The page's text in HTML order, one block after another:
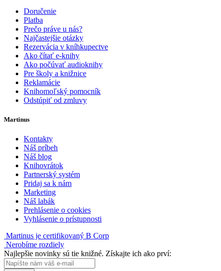
Doručenie
Platba
Prečo práve u nás?
Najčastejšie otázky
Rezervácia v kníhkupectve
Ako čítať e-knihy
Ako počúvať audioknihy
Pre školy a knižnice
Reklamácie
Knihomoľský pomocník
Odstúpiť od zmluvy
Martinus
Kontakty
Náš príbeh
Náš blog
Knihovrátok
Partnerský systém
Pridaj sa k nám
Marketing
Náš labák
Prehlásenie o cookies
Vyhlásenie o prístupnosti
Martinus je certifikovaný B Corp
Nerobíme rozdiely
Najlepšie novinky sú tie knižné. Získajte ich ako prví: